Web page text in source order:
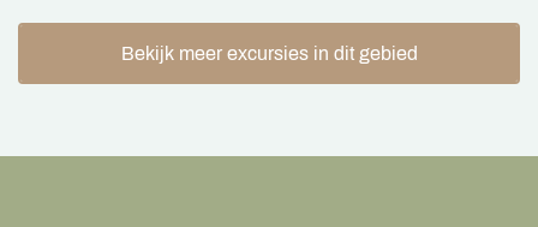
Bekijk meer excursies in dit gebied